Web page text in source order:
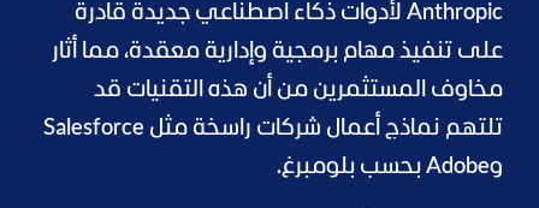
Anthropic لأدوات ذكاء اصطناعي جديدة قادرة
على تنفيذ مهام برمجية وإدارية معقدة، مما أثار
مخاوف المستثمرين من أن هذه التقنيات قد
تلتهم نماذج أعمال شركات راسخة مثل Salesforce
وAdobe بحسب بلومبرغ.